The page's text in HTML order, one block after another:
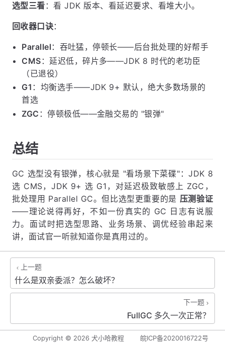
选型三看 ：看 JDK 版本、看延迟要求、看堆大小。
回收器口诀：
Parallel ：吞吐猛，停顿长——后台批处理的好帮手
CMS ：延迟低，碎片多——JDK 8 时代的老功臣
（已退役）
G1 ：均衡选手——JDK 9+ 默认，绝大多数场景的
首选
ZGC ：停顿极低——金融交易的 "银弹"
总结
GC 选型没有银弹，核心就是 "看场景下菜碟"：JDK 8
选 CMS，JDK 9+ 选 G1，对延迟极致敏感上 ZGC，
批处理用 Parallel GC。但比选型更重要的是 压测验证
——理论说得再好，不如一份真实的 GC 日志有说服
力。面试时把选型思路、业务场景、调优经验串起来
讲，面试官一听就知道你是真用过的。
上一题
什么是双亲委派？怎么破坏？
下一题
FullGC 多久一次正常？
Copyright © 2026 犬小哈教程 皖ICP备2020016722号